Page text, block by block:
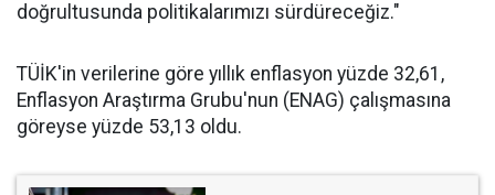
doğrultusunda politikalarımızı sürdüreceğiz."
TÜİK'in verilerine göre yıllık enflasyon yüzde 32,61,
Enflasyon Araştırma Grubu'nun (ENAG) çalışmasına
göreyse yüzde 53,13 oldu.